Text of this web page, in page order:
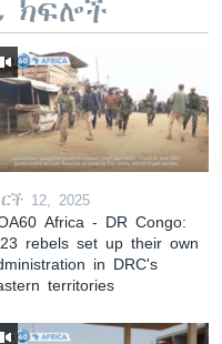
ክፍሎች
12, 2025
Africa - DR Congo:
rebels set up their own
in DRC's
territories